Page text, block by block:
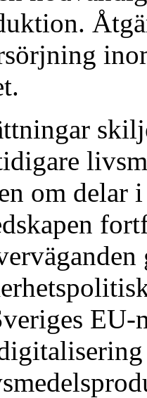
om delar
EU-